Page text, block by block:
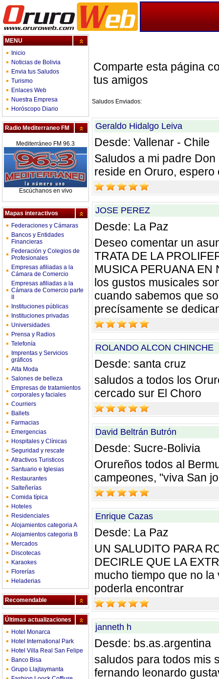
MENU
Inicio
Noticias de Bolivia
Envia tus Saludos
Turismo
Enlaces Web
Nuestra Empresa
Horóscopo Diario
Radio Mediterraneo FM
Mediterráneo FM 96.3
Escúchanos en vivo
Mapas interactivos
Federaciones y Cámaras
Bancos y Entidades
Financieras
Federación y Colegios de
Profesionales
Empresas afiliadas a la
Cámara de Comercio
Empresas afiliadas a la
Cámara de Comercio parte
Instituciones públicas
Instituciones privadas
Universidades
Prensa y Radios
Telefonía
Imprentas y Servicios
gráficos
Alta Moda
Salones de belleza
Empresas de tratamientos
corporales y faciales
Courriers
Ballets
Farmacias
Emergencias
Hospitales y Clínicas
Seguridad y rescate
Atractivos Turisticos
Santuario e Iglesias
Restaurantes
Salteñerías
Comida típica
Hoteles
Residenciales
Alojamientos categoria A
Alojamientos categoria B
Mercados
Discotecas
Karaokes
Florerías
Heladerias
Recomendable
Últimas actualizaciones
Hotel Monarca
Hotel International Park
Hotel Villa Real San Felipe
Banco Bisa
Grupo Llajtaymanta
Comparte esta página
tus amigos
Saludos Enviados:
Geraldo Hidalgo Leiva
Desde: Vallenar - Chile
Saludos a mi padre
reside en Oruro, espero
JOSE PEREZ
Desde: La Paz
Deseo comentar un
TRATA DE LA
MUSICA PERUANA EN
los gustos musicales
cuando sabemos que
precísamente se
ROLANDO ALCON CHINCHE
Desde: santa cruz
saludos a todos los
cercado sur El Choro
David Beltrán Butrón
Desde: Sucre-Bolivia
Orureños todos al
campeones, "viva San
Enrique Cazas
Desde: La Paz
UN SALUDITO PARA
DECIRLE QUE LA
mucho tiempo que no
poderla encontrar
janneth h
Desde: bs.as.argentina
saludos para todos mis
fernando leonardo